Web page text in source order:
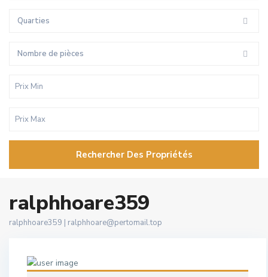
Quarties
Nombre de pièces
Rechercher Des Propriétés
ralphhoare359
ralphhoare359 | ralphhoare@pertomail.top